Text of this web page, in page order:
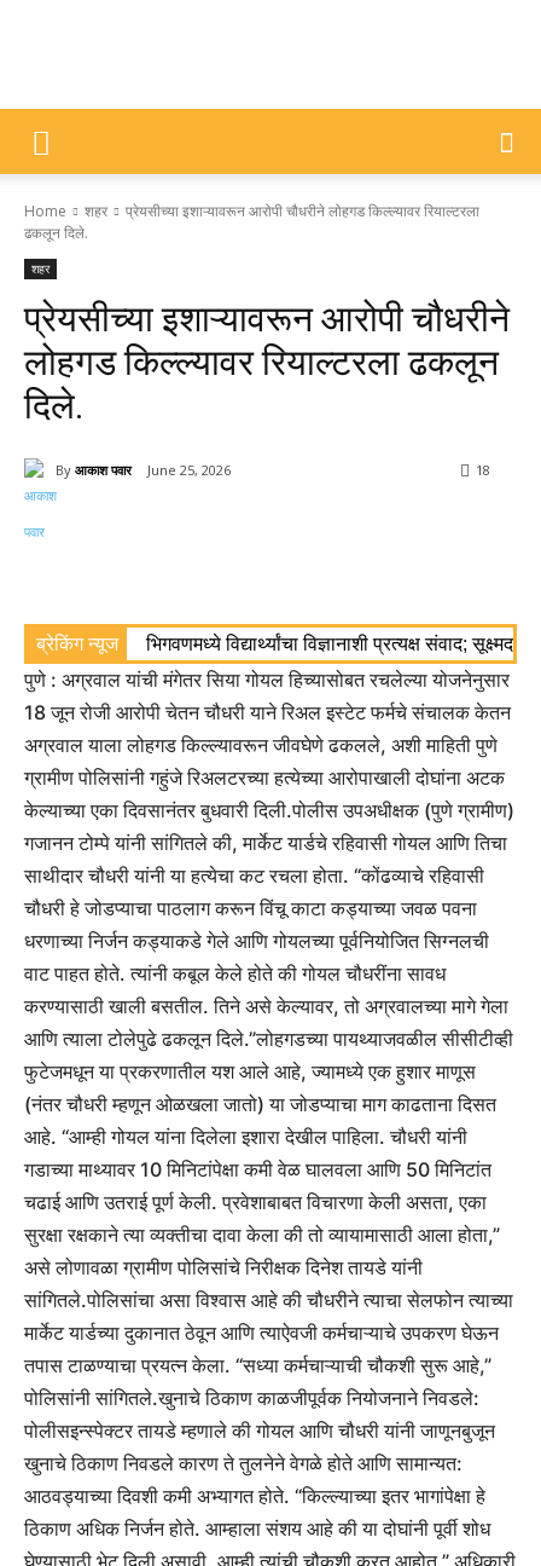
DIVYAJYOTI
SAMACHAR
Home शहर
प्रेयसीच्या इशाऱ्यावरून आरोपी चौधरीने लोहगड किल्ल्यावर रियाल्टरला
ढकलून दिले.
शहर
प्रेयसीच्या इशाऱ्यावरून आरोपी चौधरीने
लोहगड किल्ल्यावर रियाल्टरला ढकलून
दिले.
By आकाश पवार June 25, 2026 18
ब्रेकिंग न्यूज भिगवणमध्ये विद्यार्थ्यांचा विज्ञानाशी प्रत्यक्ष संवाद;
पुणे : अग्रवाल यांची मंगेतर सिया गोयल हिच्यासोबत रचलेल्या योजनेनुसार
18 जून रोजी आरोपी चेतन चौधरी याने रिअल इस्टेट फर्मचे संचालक केतन
अग्रवाल याला लोहगड किल्ल्यावरून जीवघेणे ढकलले, अशी माहिती पुणे
ग्रामीण पोलिसांनी गहुंजे रिअलटरच्या हत्येच्या आरोपाखाली दोघांना अटक
केल्याच्या एका दिवसानंतर बुधवारी दिली.पोलीस उपअधीक्षक (पुणे ग्रामीण)
गजानन टोम्पे यांनी सांगितले की, मार्केट यार्डचे रहिवासी गोयल आणि तिचा
साथीदार चौधरी यांनी या हत्येचा कट रचला होता. “कोंढव्याचे रहिवासी
चौधरी हे जोडप्याचा पाठलाग करून विंचू काटा कड्याच्या जवळ पवना
धरणाच्या निर्जन कड्याकडे गेले आणि गोयलच्या पूर्वनियोजित सिग्नलची
वाट पाहत होते. त्यांनी कबूल केले होते की गोयल चौधरींना सावध
करण्यासाठी खाली बसतील. तिने असे केल्यावर, तो अग्रवालच्या मागे गेला
आणि त्याला टोलेपुढे ढकलून दिले.”लोहगडच्या पायथ्याजवळील सीसीटीव्ही
फुटेजमधून या प्रकरणातील यश आले आहे, ज्यामध्ये एक हुशार माणूस
(नंतर चौधरी म्हणून ओळखला जातो) या जोडप्याचा माग काढताना दिसत
आहे. “आम्ही गोयल यांना दिलेला इशारा देखील पाहिला. चौधरी यांनी
गडाच्या माथ्यावर 10 मिनिटांपेक्षा कमी वेळ घालवला आणि 50 मिनिटांत
चढाई आणि उतराई पूर्ण केली. प्रवेशाबाबत विचारणा केली असता, एका
सुरक्षा रक्षकाने त्या व्यक्तीचा दावा केला की तो व्यायामासाठी आला होता,”
असे लोणावळा ग्रामीण पोलिसांचे निरीक्षक दिनेश तायडे यांनी
सांगितले.पोलिसांचा असा विश्वास आहे की चौधरीने त्याचा सेलफोन त्याच्या
मार्केट यार्डच्या दुकानात ठेवून आणि त्याऐवजी कर्मचाऱ्याचे उपकरण घेऊन
तपास टाळण्याचा प्रयत्न केला. “सध्या कर्मचाऱ्याची चौकशी सुरू आहे,”
पोलिसांनी सांगितले.खुनाचे ठिकाण काळजीपूर्वक नियोजनाने निवडले:
पोलीसइन्स्पेक्टर तायडे म्हणाले की गोयल आणि चौधरी यांनी जाणूनबुजून
खुनाचे ठिकाण निवडले कारण ते तुलनेने वेगळे होते आणि सामान्यत:
आठवड्याच्या दिवशी कमी अभ्यागत होते. “किल्ल्याच्या इतर भागांपेक्षा हे
ठिकाण अधिक निर्जन होते. आम्हाला संशय आहे की या दोघांनी पूर्वी शोध